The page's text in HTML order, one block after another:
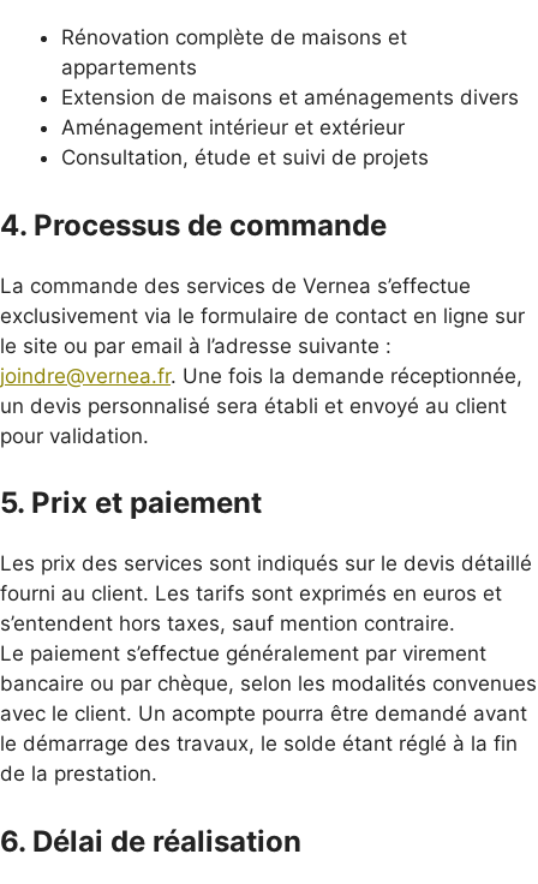
Rénovation complète de maisons et
appartements
Extension de maisons et aménagements divers
Aménagement intérieur et extérieur
Consultation, étude et suivi de projets
4. Processus de commande
La commande des services de Vernea s’effectue
exclusivement via le formulaire de contact en ligne sur
le site ou par email à l’adresse suivante :
joindre@vernea.fr. Une fois la demande réceptionnée,
un devis personnalisé sera établi et envoyé au client
pour validation.
5. Prix et paiement
Les prix des services sont indiqués sur le devis détaillé
fourni au client. Les tarifs sont exprimés en euros et
s’entendent hors taxes, sauf mention contraire.
Le paiement s’effectue généralement par virement
bancaire ou par chèque, selon les modalités convenues
avec le client. Un acompte pourra être demandé avant
le démarrage des travaux, le solde étant réglé à la fin
de la prestation.
6. Délai de réalisation